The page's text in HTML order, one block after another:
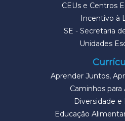
CEUs e Centros
Incentivo à
SE - Secretaria
Unidades
Aprender Juntos,
Caminhos
Diversidade e
Educação